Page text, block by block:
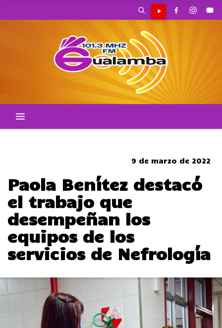
9 de marzo de 2022
Paola Benítez destacó
el trabajo que
desempeñan los
equipos de los
servicios de Nefrología